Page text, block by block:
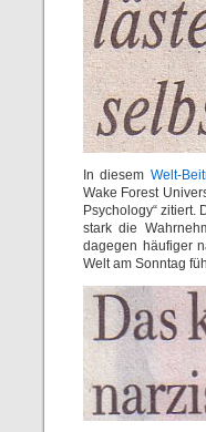
In diesem Welt-
Wake Forest
Psychology“ zitiert.
stark die
dagegen häufiger
Welt am Sonntag